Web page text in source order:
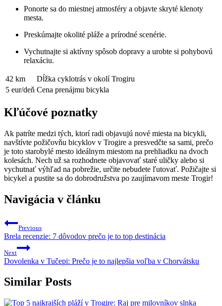
Ponorte sa do miestnej atmosféry a objavte skryté klenoty
mesta.
Preskúmajte okolité pláže a prírodné scenérie.
Vychutnajte si aktívny spôsob dopravy a urobte si pohybovú
relaxáciu.
42 km
Dĺžka cyklotrás v okolí Trogiru
5 eur/deň Cena prenájmu bicykla
Kľúčové poznatky
Ak patríte medzi tých, ktorí radi objavujú nové miesta na bicykli,
navštívte požičovňu bicyklov v Trogire a presvedčte sa sami, prečo
je toto starobylé mesto ideálnym miestom na prehliadku na dvoch
kolesách. Nech už sa rozhodnete objavovať staré uličky alebo si
vychutnať výhľad na pobrežie, určite nebudete ľutovať. Požičajte si
bicykel a pustite sa do dobrodružstva po zaujímavom meste Trogir!
Navigácia v článku
Previous
Brela recenzie: 7 dôvodov prečo je to top destinácia
Next
Dovolenka v Tučepi: Prečo je to najlepšia voľba v Chorvátsku
Similar Posts